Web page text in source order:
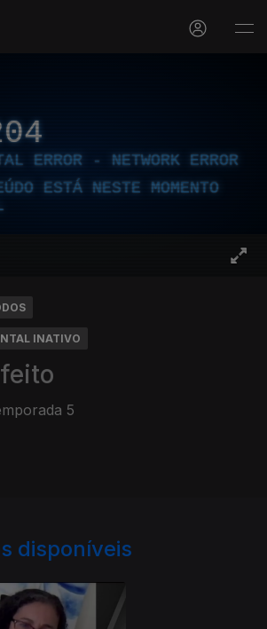
ERROR - NETWORK ERROR
ESTÁ NESTE MOMENTO
INATIVO
5
disponíveis